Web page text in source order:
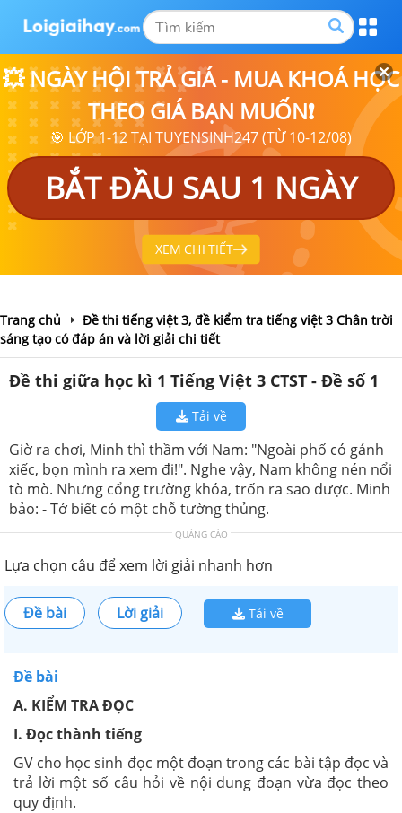
💥 NGÀY HỘI TRẢ GIÁ - MUA KHOÁ HỌC
THEO GIÁ BẠN MUỐN❗
🎯 LỚP 1-12 TẠI TUYENSINH247 (TỪ 10-12/08)
BẮT ĐẦU SAU 1 NGÀY
XEM CHI TIẾT
Trang chủ
Đề thi tiếng việt 3, đề kiểm tra tiếng việt 3 Chân trời
sáng tạo có đáp án và lời giải chi tiết
Đề thi giữa học kì 1 Tiếng Việt 3 CTST - Đề số 1
Tải về
Giờ ra chơi, Minh thì thầm với Nam: "Ngoài phố có gánh
xiếc, bọn mình ra xem đi!". Nghe vậy, Nam không nén nổi
tò mò. Nhưng cổng trường khóa, trốn ra sao được. Minh
bảo: - Tớ biết có một chỗ tường thủng.
QUẢNG CÁO
Lựa chọn câu để xem lời giải nhanh hơn
Đề bài Lời giải Tải về
Đề bài
A. KIỂM TRA ĐỌC
I. Đọc thành tiếng
GV cho học sinh đọc một đoạn trong các bài tập đọc và
trả lời một số câu hỏi về nội dung đoạn vừa đọc theo
quy định.